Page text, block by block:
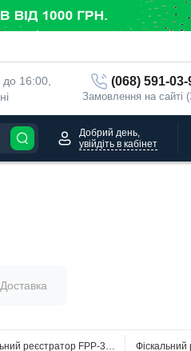
16:00,
(068) 591-
Замовлення на сайті
Добрий день,
увійдіть в кабінет
Доставка
реєстратор FPP-350 портативний
Фіскальний